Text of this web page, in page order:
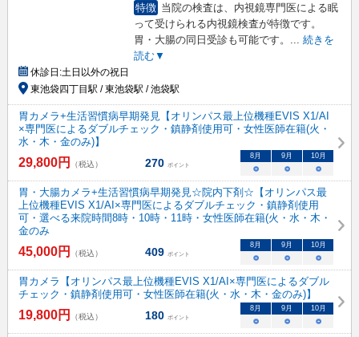
特徴 当院の検査は、内視鏡専門医による眠
って受けられる内視鏡検査が特徴です。
胃・大腸の同日受診も可能です。
続きを
読む▼
休診日:土日以外の祝日
東池袋四丁目駅 / 東池袋駅 / 池袋駅
胃カメラ+生活習慣病早期発見【オリンパス最上位機種EVIS X1/AI
×専門医によるダブルチェック・鎮静剤使用可・女性医師在籍(火・
水・木・金のみ)】
29,800円 （税込） 270 ポイント
8 月 9 月 10月
○ ○ ○
胃・大腸カメラ+生活習慣病早期発見☆院内下剤☆【オリンパス最
上位機種EVIS X1/AI×専門医によるダブルチェック・鎮静剤使用
可・選べる来院時間8時・10時・11時・女性医師在籍(火・水・木・
金のみ
45,000円 （税込） 409 ポイント
8 月 9 月 10月
○ ○ ○
胃カメラ【オリンパス最上位機種EVIS X1/AI×専門医によるダブル
チェック・鎮静剤使用可・女性医師在籍(火・水・木・金のみ)】
19,800円 （税込） 180 ポイント
8 月 9 月 10月
○ ○ ○